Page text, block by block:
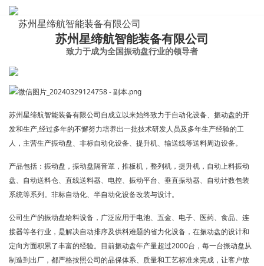
ABOUT US
苏州星缔航智能装备有限公司
致力于成为全国振动盘行业的领导者
苏州星缔航智能装备有限公司自成立以来始终致力于自动化设备、振动盘的开
发和生产,经过多年的不懈努力培养出一批技术研发人员及多年生产经验的工
人，主营生产振动盘、非标自动化设备、提升机、输送线等送料周边设备。
产品包括：振动盘，振动盘隔音罩，推板机，整列机，提升机，自动上料振动
盘、自动送料仓、直线送料器、电控、振动平台、垂直振动器、自动计数包装
系统等系列。非标自动化、半自动化设备改装与设计。
公司生产的振动盘给料设备，广泛应用于电池、五金、电子、医药、食品、连
接器等各行业，是解决自动排序及供料难题的省力化设备，在振动盘的设计和
定向方面积累了丰富的经验。目前振动盘年产量超过2000台，每一台振动盘从
制造到出厂，都严格按照公司的品保体系、质量和工艺标准来完成，让客户放